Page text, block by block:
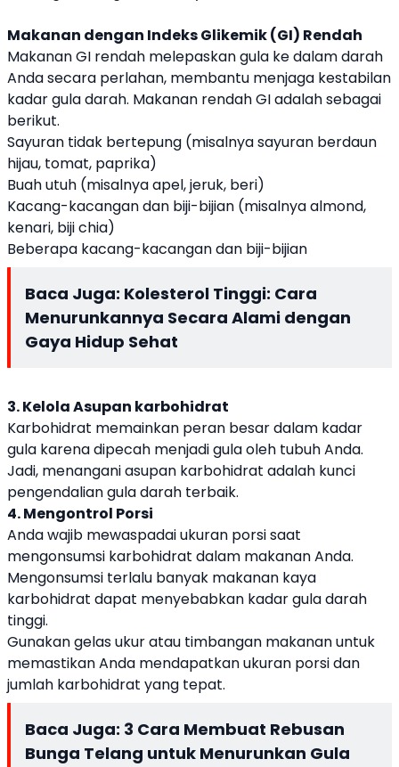
Makanan dengan Indeks Glikemik (GI) Rendah
Makanan GI rendah melepaskan gula ke dalam darah
Anda secara perlahan, membantu menjaga kestabilan
kadar gula darah. Makanan rendah GI adalah sebagai
berikut.
Sayuran tidak bertepung (misalnya sayuran berdaun
hijau, tomat, paprika)
Buah utuh (misalnya apel, jeruk, beri)
Kacang-kacangan dan biji-bijian (misalnya almond,
kenari, biji chia)
Beberapa kacang-kacangan dan biji-bijian
Baca Juga: Kolesterol Tinggi: Cara
Menurunkannya Secara Alami dengan
Gaya Hidup Sehat
3. Kelola Asupan karbohidrat
Karbohidrat memainkan peran besar dalam kadar
gula karena dipecah menjadi gula oleh tubuh Anda.
Jadi, menangani asupan karbohidrat adalah kunci
pengendalian gula darah terbaik.
4. Mengontrol Porsi
Anda wajib mewaspadai ukuran porsi saat
mengonsumsi karbohidrat dalam makanan Anda.
Mengonsumsi terlalu banyak makanan kaya
karbohidrat dapat menyebabkan kadar gula darah
tinggi.
Gunakan gelas ukur atau timbangan makanan untuk
memastikan Anda mendapatkan ukuran porsi dan
jumlah karbohidrat yang tepat.
Baca Juga: 3 Cara Membuat Rebusan
Bunga Telang untuk Menurunkan Gula